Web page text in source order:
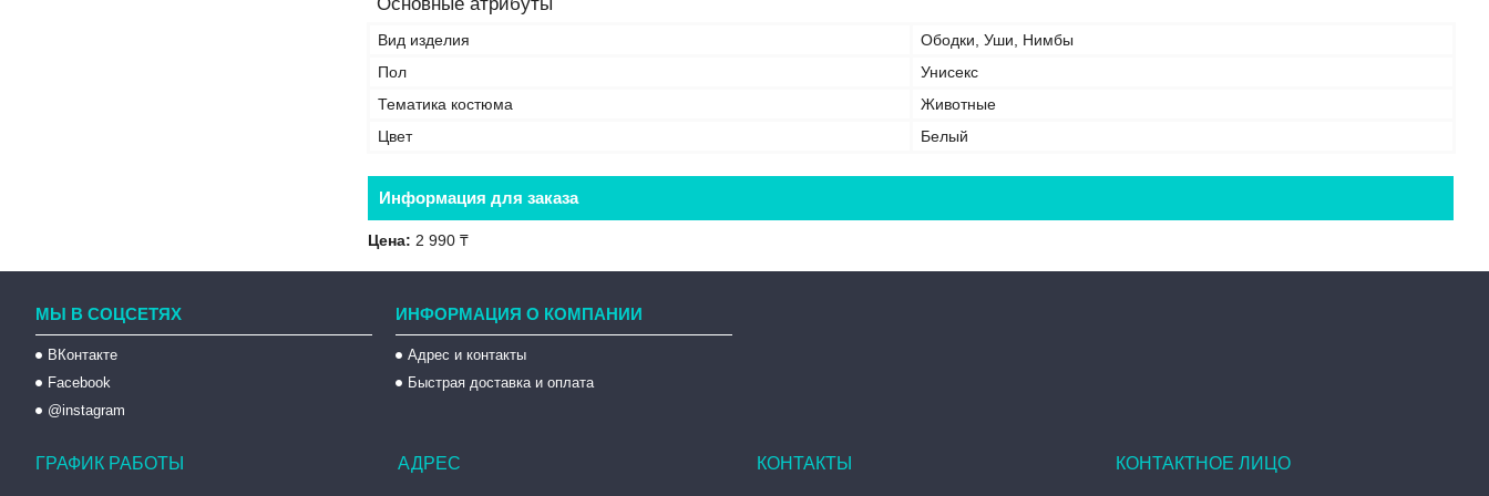
Вид изделия
Ободки, Уши, Нимбы
Пол
Унисекс
Тематика костюма
Животные
Цвет
Белый
Информация для заказа
Цена: 2 990 ₸
МЫ В СОЦСЕТЯХ
ВКонтакте
Facebook
@instagram
ИНФОРМАЦИЯ О КОМПАНИИ
Адрес и контакты
Быстрая доставка и оплата
ГРАФИК РАБОТЫ